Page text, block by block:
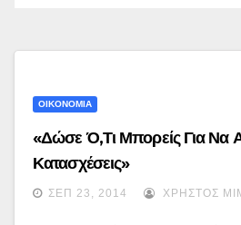
ΟΙΚΟΝΟΜΙΑ
«Δώσε Ό,τι Μπορείς Για Να
Κατασχέσεις»
ΣΕΠ 23, 2014 ΧΡΉΣΤΟΣ